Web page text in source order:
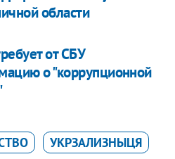
области
от СБУ
о "коррупционной
УКРЗАЛИЗНЫЦЯ